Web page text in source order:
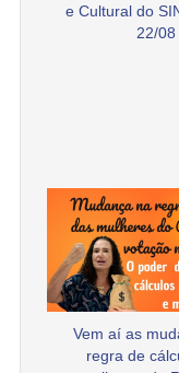
e Cultural do
22/08
Vem aí as
regra de